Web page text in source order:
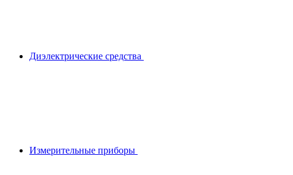
Диэлектрические средства
Измерительные приборы